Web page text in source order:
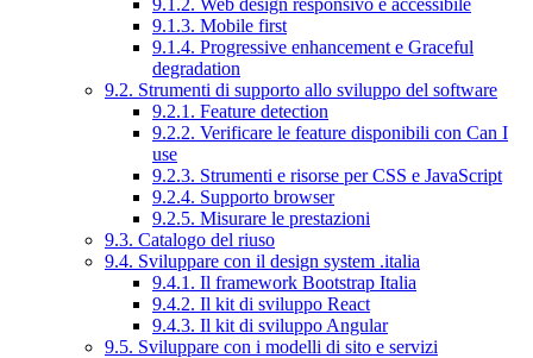
9.1.3. Mobile first
9.1.4. Progressive enhancement e Graceful
degradation
9.2. Strumenti di supporto allo sviluppo del software
9.2.1. Feature detection
9.2.2. Verificare le feature disponibili con Can I
use
9.2.3. Strumenti e risorse per CSS e JavaScript
9.2.4. Supporto browser
9.2.5. Misurare le prestazioni
9.3. Catalogo del riuso
9.4. Sviluppare con il design system .italia
9.4.1. Il framework Bootstrap Italia
9.4.2. Il kit di sviluppo React
9.4.3. Il kit di sviluppo Angular
9.5. Sviluppare con i modelli di sito e servizi